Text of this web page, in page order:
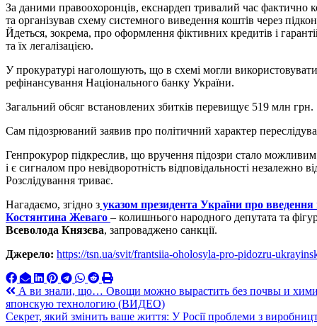
За даними правоохоронців, екснардеп тривалий час фактично
та організував схему системного виведення коштів через
Йдеться, зокрема, про оформлення фіктивних кредитів і
та їх легалізацією.
У прокуратурі наголошують, що в схемі могли
рефінансування Національного банку України.
Загальний обсяг встановлених збитків перевищує 519 млн грн.
Сам підозрюваний заявив про політичний характер
Генпрокурор підкреслив, що вручення підозри стало
і є сигналом про невідворотність відповідальності незалежно
Розслідування триває.
Нагадаємо, згідно з указом президента України про
Костянтина Жеваго – колишнього народного депутата та
Всеволода Князєва, запроваджено санкції.
Джерело: https://tsn.ua/svit/frantsiia-oholosyla-pro-pidozru-
Навигация
по
А ви знали, що… Овощи можно вырастить без почвы и
японскую технологию (ВИДЕО)
Секрет, який змінить ваше життя: У Росії проблеми з